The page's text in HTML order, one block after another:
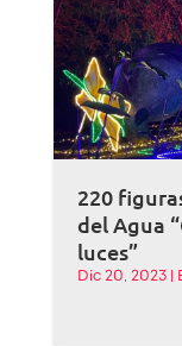
220
del Agua
luces”
Dic 20, 2023|